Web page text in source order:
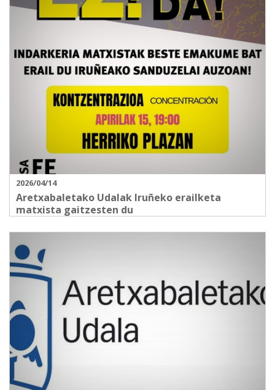
2026/04/14
Aretxabaletako Udalak Iruñeko erailketa
matxista gaitzesten du